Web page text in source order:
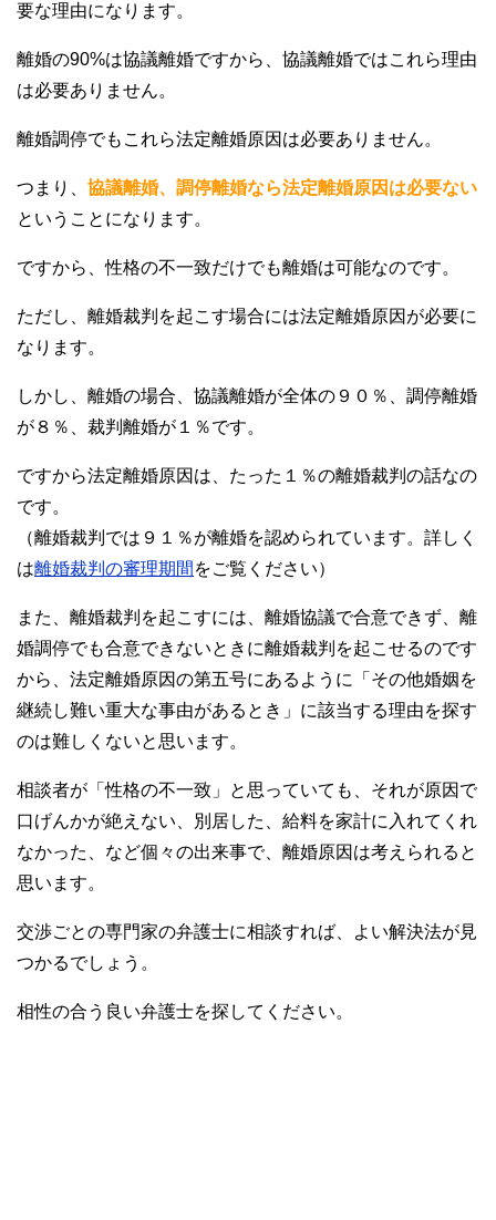
要な理由になります。
離婚の90%は協議離婚ですから、協議離婚ではこれら理由
は必要ありません。
離婚調停でもこれら法定離婚原因は必要ありません。
つまり、 協議離婚、調停離婚なら法定離婚原因は必要ない
ということになります。
ですから、性格の不一致だけでも離婚は可能なのです。
ただし、離婚裁判を起こす場合には法定離婚原因が必要に
なります。
しかし、離婚の場合、協議離婚が全体の９０％、調停離婚
が８％、裁判離婚が１％です。
ですから法定離婚原因は、たった１％の離婚裁判の話なの
です。
（離婚裁判では９１％が離婚を認められています。詳しく
は離婚裁判の審理期間 をご覧ください）
また、離婚裁判を起こすには、離婚協議で合意できず、離
婚調停でも合意できないときに離婚裁判を起こせるのです
から、法定離婚原因の第五号にあるように「その他婚姻を
継続し難い重大な事由があるとき」に該当する理由を探す
のは難しくないと思います。
相談者が「性格の不一致」と思っていても、それが原因で
口げんかが絶えない、別居した、給料を家計に入れてくれ
なかった、など個々の出来事で、離婚原因は考えられると
思います。
交渉ごとの専門家の弁護士に相談すれば、よい解決法が見
つかるでしょう。
相性の合う良い弁護士を探してください。